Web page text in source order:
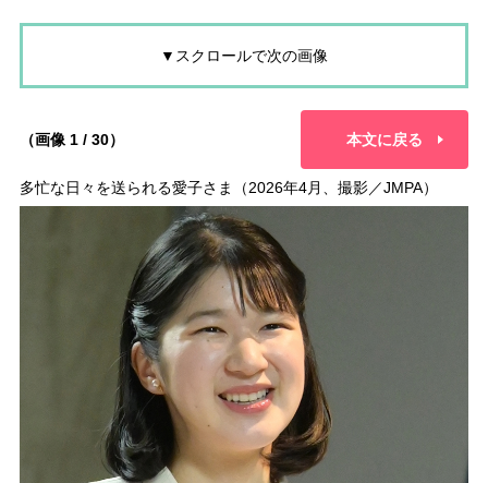
▼スクロールで次の画像
（画像 1 / 30） 本文に戻る
多忙な日々を送られる愛子さま（2026年4月、撮影／JMPA）